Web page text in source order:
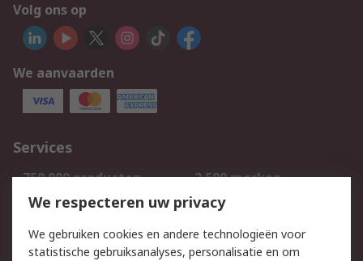
Volg ons op
We aanvaarden
Services
750.000 producten
2.500 merken
Bestellen
Inkoopoplossingen
Track & Trace
We respecteren uw privacy
We gebruiken cookies en andere technologieën voor
statistische gebruiksanalyses, personalisatie en om